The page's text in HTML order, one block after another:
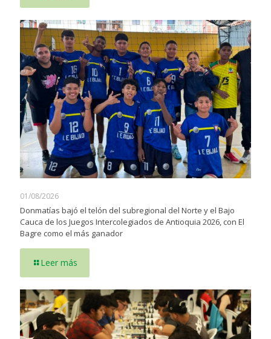
01/08/2026
Donmatías bajó el telón del subregional del Norte y el Bajo
Cauca de los Juegos Intercolegiados de Antioquia 2026, con El
Bagre como el más ganador
Leer más